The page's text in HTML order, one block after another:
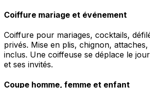
Coiffure mariage et événement
Coiffure pour mariages, cocktails,
privés. Mise en plis, chignon,
inclus. Une coiffeuse se déplace le
et ses invités.
Coupe homme, femme et enfant